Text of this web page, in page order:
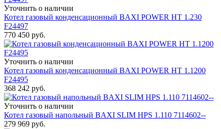
Уточнить о наличии
Котел газовый конденсационный BAXI POWER HT 1.230
F24497
770 450 руб.
Уточнить о наличии
Котел газовый конденсационный BAXI POWER HT 1.1200
F24495
368 242 руб.
Уточнить о наличии
Котел газовый напольный BAXI SLIM HPS 1.110 7114602--
279 969 руб.